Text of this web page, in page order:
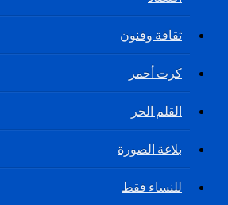
ثقافة وفنون
كرت أحمر
القلم الحر
بلاغة الصورة
للنساء فقط